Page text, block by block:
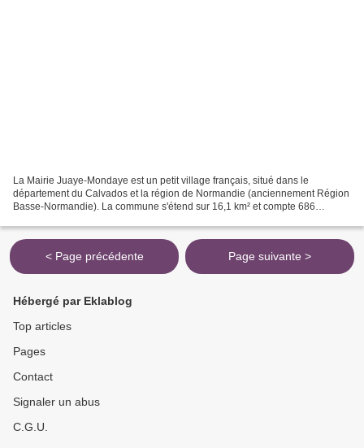
La Mairie Juaye-Mondaye est un petit village français, situé dans le
département du Calvados et la région de Normandie (anciennement Région
Basse-Normandie). La commune s'étend sur 16,1 km² et compte 686
< Page précédente Page suivante >
Hébergé par Eklablog
Top articles
Pages
Contact
Signaler un abus
C.G.U.